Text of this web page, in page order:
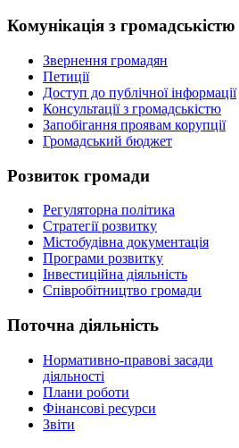
Комунікація з громадськістю
Звернення громадян
Петиції
Доступ до публічної інформації
Консультації з громадськістю
Запобігання проявам корупції
Громадський бюджет
Розвиток громади
Регуляторна політика
Стратегії розвитку
Містобудівна документація
Програми розвитку
Інвестиційна діяльність
Співробітництво громади
Поточна діяльність
Нормативно-правові засади
діяльності
Плани роботи
Фінансові ресурси
Звіти